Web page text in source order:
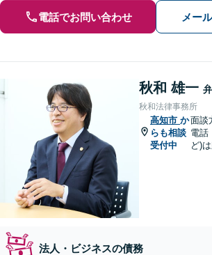
電話でお問い合わせ メー
秋和 雄一
秋和法律事務所
高知市 か
らも相談
受付中
面談
電話
ど)
法人・ビジネスの債務